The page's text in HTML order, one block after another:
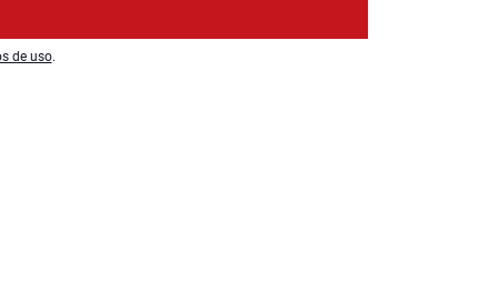
de uso.